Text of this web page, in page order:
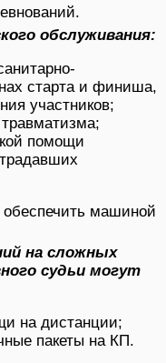
обслуживания:
старта и финиша,
участников;
помощи
обеспечить машиной
на сложных
судьи могут
на дистанции;
пакеты на КП.